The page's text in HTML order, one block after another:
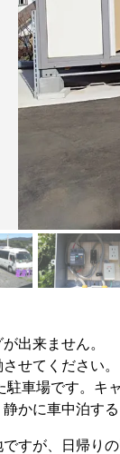
出来ません。
せてください。
車場です。キ
かに車中泊する
すが、日帰り